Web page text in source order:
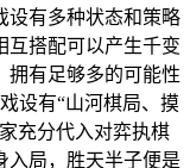
设有多种状态和策略
互搭配可以产生千变
拥有足够多的可能性
设有“山河棋局、摸
充分代入对弈执棋
入局，胜天半子便是